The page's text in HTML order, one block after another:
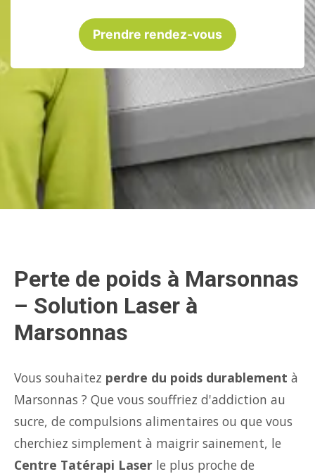
Prendre rendez-vous
Perte de poids à Marsonnas
– Solution Laser à
Marsonnas
Vous souhaitez perdre du poids durablement à
Marsonnas ? Que vous souffriez d'addiction au
sucre, de compulsions alimentaires ou que vous
cherchiez simplement à maigrir sainement, le
Centre Tatérapi Laser le plus proche de